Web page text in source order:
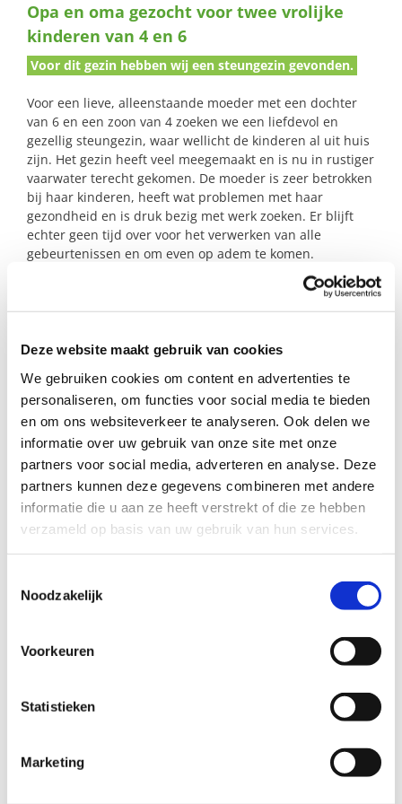
Deze website maakt gebruik van cookies
We gebruiken cookies om content en advertenties te
personaliseren, om functies voor social media te bieden
en om ons websiteverkeer te analyseren. Ook delen we
informatie over uw gebruik van onze site met onze
partners voor social media, adverteren en analyse. Deze
partners kunnen deze gegevens combineren met andere
informatie die u aan ze heeft verstrekt of die ze hebben
verzameld op basis van uw gebruik van hun services.
Noodzakelijk
Voorkeuren
Statistieken
Marketing
naar:
Opa en oma gezocht voor twee vrolijke
kinderen van 4 en 6
Voor dit gezin hebben wij een steungezin gevonden.
Voor een lieve, alleenstaande moeder met een dochter
van 6 en een zoon van 4 zoeken we een liefdevol en
gezellig steungezin, waar wellicht de kinderen al uit huis
zijn. Het gezin heeft veel meegemaakt en is nu in rustiger
vaarwater terecht gekomen. De moeder is zeer betrokken
bij haar kinderen, heeft wat problemen met haar
gezondheid en is druk bezig met werk zoeken. Er blijft
echter geen tijd over voor het verwerken van alle
gebeurtenissen en om even op adem te komen.
Daarnaast gunt ze haar kinderen het warme contact en
de aandacht van een opa en oma waar ze in het weekend
welkom zijn. De kinderen zijn vrolijk, sportief en houden
gezin zijn deze open in het leven staande kids één maal
Profiel steungezin
Buurtgezinnen.nl is op zoek naar steungezin/
opa en oma:
waar deze kinderen één maal per twee of
drie weken een dag in het weekend
waar de kinderen al wat ouder of uit huis
band met deze kinderen op te bouwen
Margret van Paassen 06 – 2095 9015 of je kunt je direct
aanmelden als steungezin op deze site.